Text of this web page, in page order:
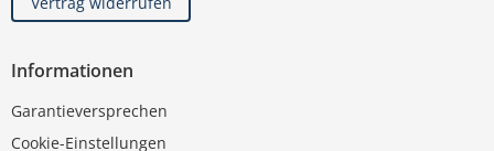
Informationen
Garantieversprechen
Cookie-Einstellungen